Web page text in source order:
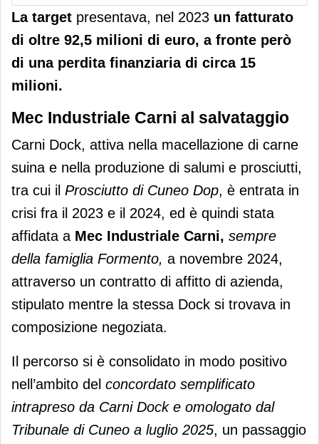
La target presentava, nel 2023 un fatturato
di oltre 92,5 milioni di euro, a fronte però
di una perdita finanziaria di circa 15
milioni.
Mec Industriale Carni al salvataggio
Carni Dock, attiva nella macellazione di carne
suina e nella produzione di salumi e prosciutti,
tra cui il Prosciutto di Cuneo Dop, è entrata in
crisi fra il 2023 e il 2024, ed è quindi stata
affidata a Mec Industriale Carni, sempre
della famiglia Formento, a novembre 2024,
attraverso un contratto di affitto di azienda,
stipulato mentre la stessa Dock si trovava in
composizione negoziata.
Il percorso si è consolidato in modo positivo
nell’ambito del concordato semplificato
intrapreso da Carni Dock e omologato dal
Tribunale di Cuneo a luglio 2025, un passaggio